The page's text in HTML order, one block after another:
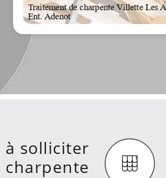
à solliciter
charpente